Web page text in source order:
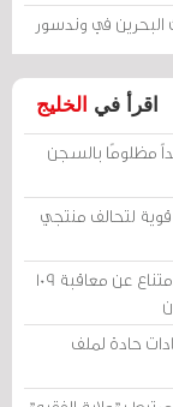
في وندسور
اقرأ في الخليج
مظلومًا بالسجن
لتحالف منتجي
محكمة «أمن الدولة» في الكويت: الامتناع عن معاقبة 109
حادة لملف